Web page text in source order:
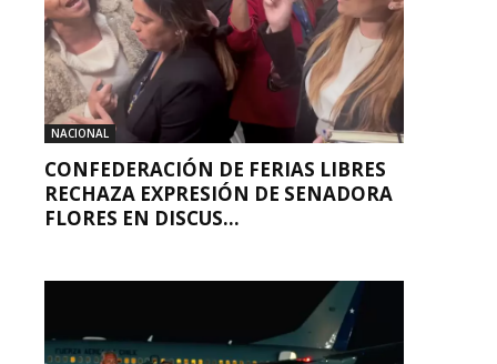
NACIONAL
CONFEDERACIÓN DE FERIAS LIBRES
RECHAZA EXPRESIÓN DE SENADORA
FLORES EN DISCUS...